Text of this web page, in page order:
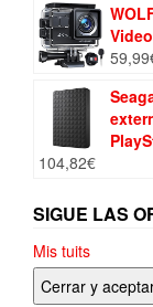
59,99
104,82€
SIGUE LAS
Mis tuits